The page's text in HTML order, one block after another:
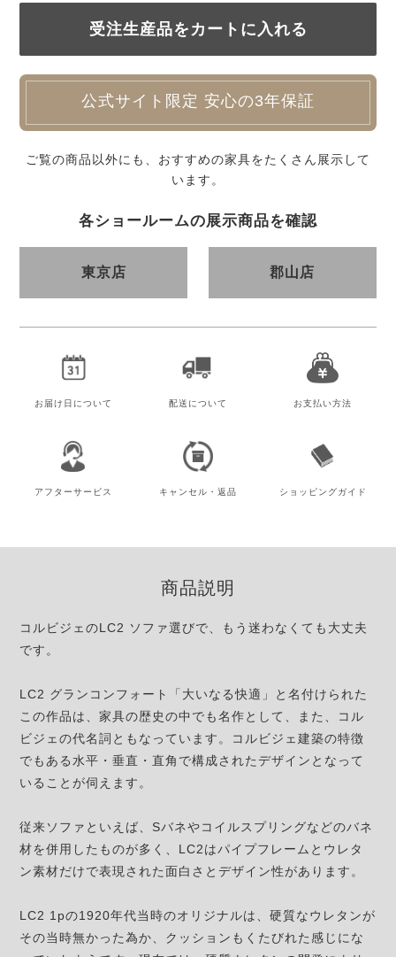
公式サイト限定 安心の3年保証
ご覧の商品以外にも、おすすめの家具をたくさん展示して
います。
各ショールームの展示商品を確認
東京店 郡山店
お届け日 について 配送について お支払い方法
アフターサービス キャンセル・ 返品 ショッピングガイド
商品説明
コルビジェのLC2 ソファ選びで、もう迷わなくても大丈夫
です。
LC2 グランコンフォート「大いなる快適」と名付けられた
この作品は、家具の歴史の中でも名作として、また、コル
ビジェの代名詞ともなっています。コルビジェ建築の特徴
でもある水平・垂直・直角で構成されたデザインとなって
いることが伺えます。
従来ソファといえば、Sバネやコイルスプリングなどのバネ
材を併用したものが多く、LC2はパイプフレームとウレタ
ン素材だけで表現された面白さとデザイン性があります。
LC2 1pの1920年代当時のオリジナルは、硬質なウレタンが
その当時無かった為か、クッションもくたびれた感じにな